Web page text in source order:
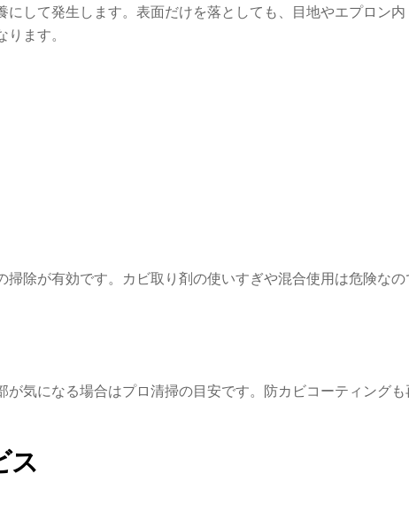
して発生します。表面だけを落としても、目地やエプロン内
ます。
除が有効です。カビ取り剤の使いすぎや混合使用は危険なの
気になる場合はプロ清掃の目安です。防カビコーティングも
ス